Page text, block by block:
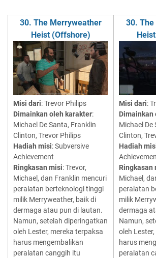
30. The Merryweather
Heist (Offshore)
Misi dari: Trevor Philips
Dimainkan oleh karakter:
Michael De Santa, Franklin
Clinton, Trevor Philips
Hadiah misi: Subversive
Achievement
Ringkasan misi: Trevor,
Michael, dan Franklin mencuri
peralatan berteknologi tinggi
milik Merryweather, baik di
dermaga atau pun di lautan.
Namun, setelah diperingatkan
oleh Lester, mereka terpaksa
harus mengembalikan
peralatan canggih itu
30.
Misi dari:
Dimainkan
Michael De
Clinton,
Hadiah
Ringkasan
Michael,
peralatan
milik
dermaga
Namun,
oleh
harus
peralatan